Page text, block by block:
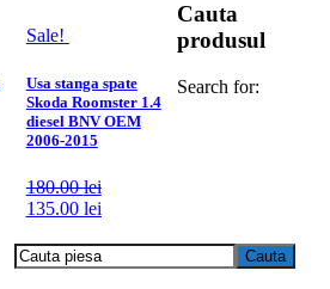
Sale!
Usa stanga spate
Skoda Roomster 1.4
diesel BNV OEM
2006-2015
180.00lei
135.00 lei
Cauta
produsul
Search for: